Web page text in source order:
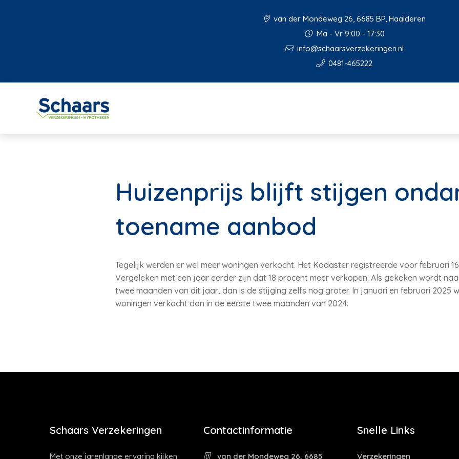
van der Mondeweg 26, 6685 BP, Haalderen
Ma - Vr 9:00 - 17:30
info@schaarsverzekeringen.nl
0481-465222
Huizenprijs blijft stijgen
toename aanbod
Tegelijk werden er wel meer woningen verkocht. Het Kadaster registreerde voor februari
Vergeleken met een jaar eerder zijn dat 18 procent meer verkopen. Als gekeken wordt
twee maanden van dit jaar, dan is de stijging zelfs nog groter. In januari en februari 2025
woningen verkocht dan in de eerste twee maanden van 2024.
Schaars Verzekeringen
Met onze jarenlange ervaring kijken
Contactinformatie
van der Mondeweg 26, 6685
Snelle Links
Verzekeringen